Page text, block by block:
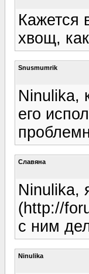
Кажется
хвощ,
Snusmumrik
Ninulika,
его
Славяна
Ninulika,
(http://
с ним
Ninulika